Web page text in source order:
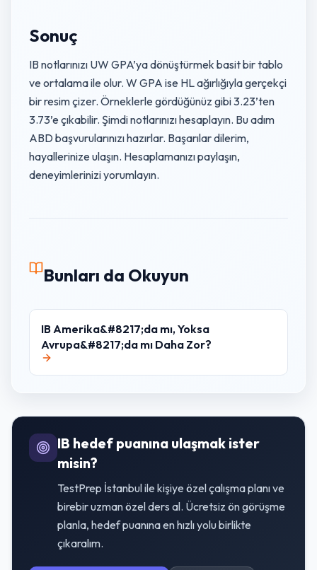
Sonuç
IB notlarınızı UW GPA’ya dönüştürmek basit bir tablo
ve ortalama ile olur. W GPA ise HL ağırlığıyla gerçekçi
bir resim çizer. Örneklerle gördüğünüz gibi 3.23’ten
3.73’e çıkabilir. Şimdi notlarınızı hesaplayın. Bu adım
ABD başvurularınızı hazırlar. Başarılar dilerim,
hayallerinize ulaşın. Hesaplamanızı paylaşın,
deneyimlerinizi yorumlayın.
Bunları da Okuyun
IB Amerika&#8217;da mı, Yoksa
Avrupa&#8217;da mı Daha Zor?
IB hedef puanına ulaşmak ister
misin?
TestPrep İstanbul ile kişiye özel çalışma planı ve
birebir uzman özel ders al. Ücretsiz ön görüşme
planla, hedef puanına en hızlı yolu birlikte
çıkaralım.